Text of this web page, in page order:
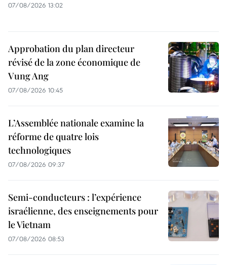
07/08/2026 13:02
Approbation du plan directeur
révisé de la zone économique de
Vung Ang
07/08/2026 10:45
L’Assemblée nationale examine la
réforme de quatre lois
technologiques
07/08/2026 09:37
Semi-conducteurs : l’expérience
israélienne, des enseignements pour
le Vietnam
07/08/2026 08:53